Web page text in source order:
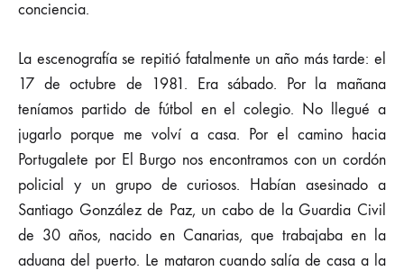
conciencia.
La escenografía se repitió fatalmente un año más tarde: el
17 de octubre de 1981. Era sábado. Por la mañana
teníamos partido de fútbol en el colegio. No llegué a
jugarlo porque me volví a casa. Por el camino hacia
Portugalete por El Burgo nos encontramos con un cordón
policial y un grupo de curiosos. Habían asesinado a
Santiago González de Paz, un cabo de la Guardia Civil
de 30 años, nacido en Canarias, que trabajaba en la
aduana del puerto. Le mataron cuando salía de casa a la